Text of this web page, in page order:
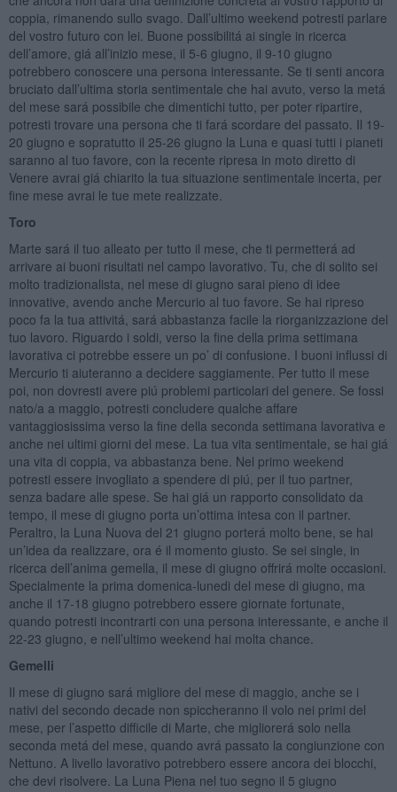
coppia, rimanendo sullo svago. Dall’ultimo weekend potresti parlare
del vostro futuro con lei. Buone possibilitá ai single in ricerca
dell’amore, giá all’inizio mese, il 5-6 giugno, il 9-10 giugno
potrebbero conoscere una persona interessante. Se ti senti ancora
bruciato dall’ultima storia sentimentale che hai avuto, verso la metá
del mese sará possibile che dimentichi tutto, per poter ripartire,
potresti trovare una persona che ti fará scordare del passato. Il 19-
20 giugno e sopratutto il 25-26 giugno la Luna e quasi tutti i pianeti
saranno al tuo favore, con la recente ripresa in moto diretto di
Venere avrai giá chiarito la tua situazione sentimentale incerta, per
fine mese avrai le tue mete realizzate.
Toro
Marte sará il tuo alleato per tutto il mese, che ti permetterá ad
arrivare ai buoni risultati nel campo lavorativo. Tu, che di solito sei
molto tradizionalista, nel mese di giugno sarai pieno di idee
innovative, avendo anche Mercurio al tuo favore. Se hai ripreso
poco fa la tua attivitá, sará abbastanza facile la riorganizzazione del
tuo lavoro. Riguardo i soldi, verso la fine della prima settimana
lavorativa ci potrebbe essere un po’ di confusione. I buoni influssi di
Mercurio ti aiuteranno a decidere saggiamente. Per tutto il mese
poi, non dovresti avere piú problemi particolari del genere. Se fossi
nato/a a maggio, potresti concludere qualche affare
vantaggiosissima verso la fine della seconda settimana lavorativa e
anche nei ultimi giorni del mese. La tua vita sentimentale, se hai giá
una vita di coppia, va abbastanza bene. Nel primo weekend
potresti essere invogliato a spendere di piú, per il tuo partner,
senza badare alle spese. Se hai giá un rapporto consolidato da
tempo, il mese di giugno porta un’ottima intesa con il partner.
Peraltro, la Luna Nuova del 21 giugno porterá molto bene, se hai
un’idea da realizzare, ora é il momento giusto. Se sei single, in
ricerca dell’anima gemella, il mese di giugno offrirá molte occasioni.
Specialmente la prima domenica-lunedi del mese di giugno, ma
anche il 17-18 giugno potrebbero essere giornate fortunate,
quando potresti incontrarti con una persona interessante, e anche il
22-23 giugno, e nell’ultimo weekend hai molta chance.
Gemelli
Il mese di giugno sará migliore del mese di maggio, anche se i
nativi del secondo decade non spiccheranno il volo nei primi del
mese, per l’aspetto difficile di Marte, che migliorerá solo nella
seconda metá del mese, quando avrá passato la congiunzione con
Nettuno. A livello lavorativo potrebbero essere ancora dei blocchi,
che devi risolvere. La Luna Piena nel tuo segno il 5 giugno